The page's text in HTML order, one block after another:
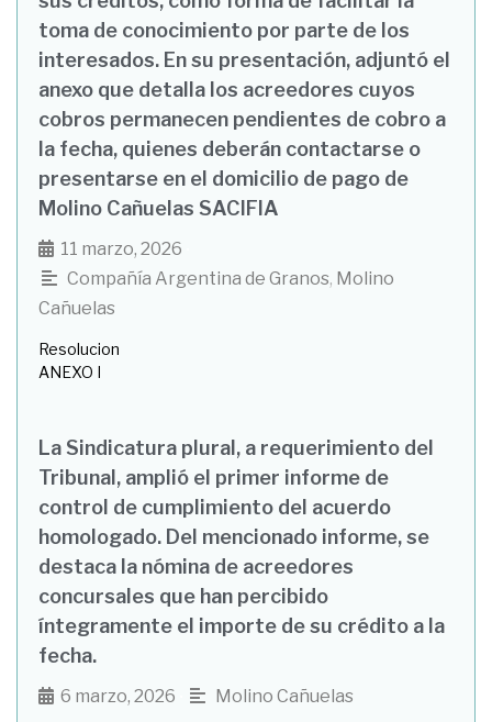
toma de conocimiento por parte de los
interesados. En su presentación, adjuntó el
anexo que detalla los acreedores cuyos
cobros permanecen pendientes de cobro a
la fecha, quienes deberán contactarse o
presentarse en el domicilio de pago de
Molino Cañuelas SACIFIA
11 marzo, 2026
Compañía Argentina de Granos, Molino
Cañuelas
Resolucion
ANEXO I
La Sindicatura plural, a requerimiento del
Tribunal, amplió el primer informe de
control de cumplimiento del acuerdo
homologado. Del mencionado informe, se
destaca la nómina de acreedores
concursales que han percibido
íntegramente el importe de su crédito a la
fecha.
6 marzo, 2026 Molino Cañuelas